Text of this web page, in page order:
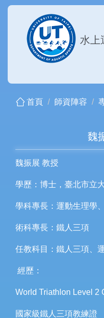
跳
區
水上
首頁 師資陣容
魏
魏振展 教授
學歷：博士，臺北市立
學科專長：運動生理學
術科專長：鐵人三項
任教科目：鐵人三項、
經歷：
World Triathlon Level 2
國家級鐵人三項教練證